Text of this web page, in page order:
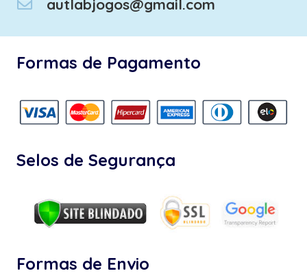
autlabjogos@gmail.com
Formas de Pagamento
Selos de Segurança
Formas de Envio